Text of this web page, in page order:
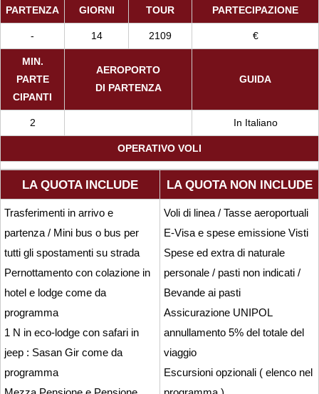
PARTENZA
GIORNI
TOUR
PARTECIPAZIONE
- 14 2109 €
MIN.
PARTE
CIPANTI
AEROPORTO
DI PARTENZA
GUIDA
2 In Italiano
OPERATIVO VOLI
LA QUOTA INCLUDE LA QUOTA NON INCLUDE
Trasferimenti in arrivo e
partenza / Mini bus o bus per
tutti gli spostamenti su strada
Pernottamento con colazione in
hotel e lodge come da
programma
1 N in eco-lodge con safari in
jeep : Sasan Gir come da
programma
Voli di linea / Tasse aeroportuali
E-Visa e spese emissione Visti
Spese ed extra di naturale
personale / pasti non indicati /
Bevande ai pasti
Assicurazione UNIPOL
annullamento 5% del totale del
viaggio
Escursioni opzionali ( elenco nel